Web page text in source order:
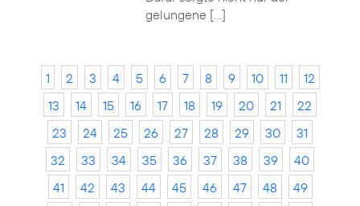
gelungene […]
1 2 3 4 5 6 7 8 9 10 11
12
13
14 15 16 17 18 19 20 21
22
23
24 25 26 27 28 29 30
31
32
33 34 35 36 37 38 39
40
41
42 43 44 45 46 47 48
49